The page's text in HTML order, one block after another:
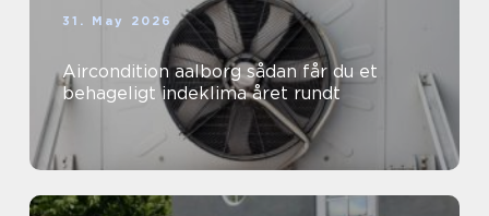
31. May 2026
Aircondition aalborg sådan får du et
behageligt indeklima året rundt